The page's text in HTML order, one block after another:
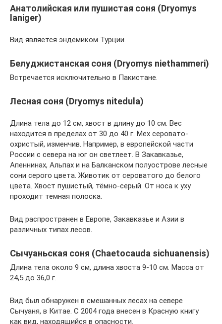
Анатолийская или пушистая соня (Dryomys
laniger)
Вид является эндемиком Турции.
Белуджистанская соня (Dryomys niethammeri)
Встречается исключительно в Пакистане.
Лесная соня (Dryomys nitedula)
Длина тела до 12 см, хвост в длину до 10 см. Вес
находится в пределах от 30 до 40 г. Мех серовато-
охристый, изменчив. Например, в европейской части
России с севера на юг он светлеет. В Закавказье,
Апеннинах, Альпах и на Балканском полуострове лесные
сони серого цвета. Животик от сероватого до белого
цвета. Хвост пушистый, тёмно-серый. От носа к уху
проходит темная полоска.
Вид распространен в Европе, Закавказье и Азии в
различных типах лесов.
Сычуаньская соня (Chaetocauda sichuanensis)
Длина тела около 9 см, длина хвоста 9-10 см. Масса от
24,5 до 36,0 г.
Вид был обнаружен в смешанных лесах на севере
Сычуаня, в Китае. С 2004 года внесен в Красную книгу
как вид, находящийся в опасности.